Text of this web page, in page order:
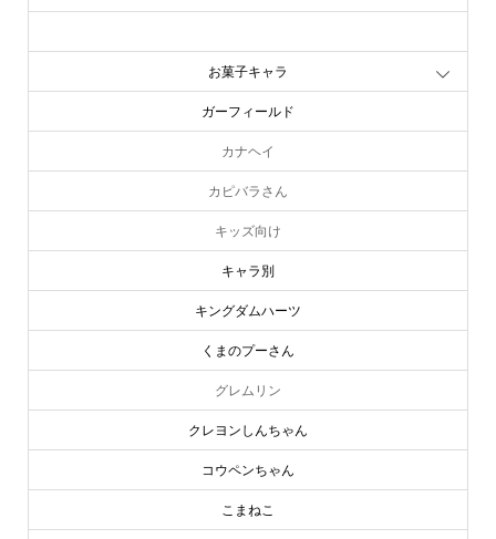
お菓子キャラ
ガーフィールド
カナヘイ
カピバラさん
キッズ向け
キャラ別
キングダムハーツ
くまのプーさん
グレムリン
クレヨンしんちゃん
コウペンちゃん
こまねこ